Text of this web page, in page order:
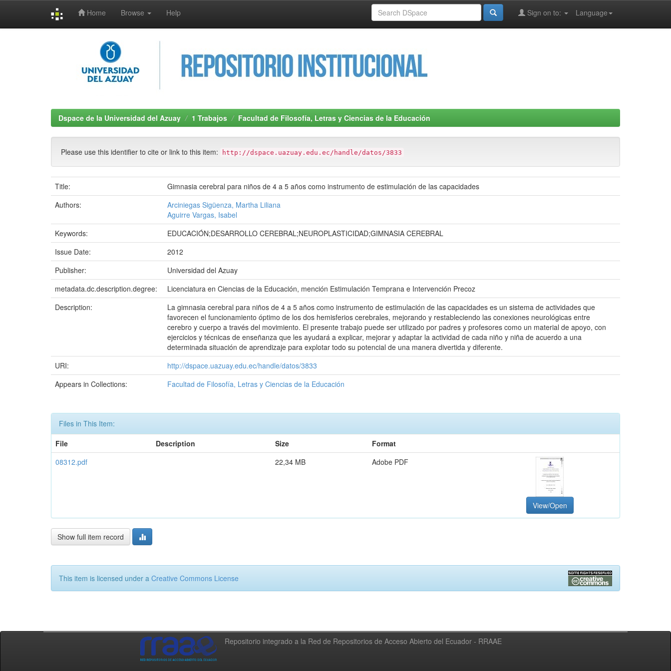
Home Browse Help Language
Sign on to:
Dspace de la Universidad del Azuay 1 Trabajos Facultad de Filosofía, Letras y Ciencias de la Educación
Please use this identifier to cite or link to this item: http://dspace.uazuay.edu.ec/handle/datos/3833
Title:
Gimnasia cerebral para niños de 4 a 5 años como instrumento de estimulación de las capacidades
Authors:
Arciniegas Sigüenza, Martha Liliana
Aguirre Vargas, Isabel
Keywords:
EDUCACIÓN;DESARROLLO CEREBRAL;NEUROPLASTICIDAD;GIMNASIA CEREBRAL
Issue Date:
2012
Publisher:
Universidad del Azuay
metadata.dc.description.degree:
Licenciatura en Ciencias de la Educación, mención Estimulación Temprana e Intervención Precoz
Description:
La gimnasia cerebral para niños de 4 a 5 años como instrumento de estimulación de las capacidades es un sistema de actividades que
favorecen el funcionamiento óptimo de los dos hemisferios cerebrales, mejorando y restableciendo las conexiones neurológicas entre
cerebro y cuerpo a través del movimiento. El presente trabajo puede ser utilizado por padres y profesores como un material de apoyo, con
ejercicios y técnicas de enseñanza que les ayudará a explicar, mejorar y adaptar la actividad de cada niño y niña de acuerdo a una
determinada situación de aprendizaje para explotar todo su potencial de una manera divertida y diferente.
URI:
http://dspace.uazuay.edu.ec/handle/datos/3833
Appears in Collections:
Facultad de Filosofía, Letras y Ciencias de la Educación
Files in This Item:
File
Description Size
Format
08312.pdf
22,34 MB Adobe PDF
View/Open
Show full item record
This item is licensed under a Creative Commons License
Repositorio integrado a la Red de Repositorios de Acceso Abierto del Ecuador - RRAAE